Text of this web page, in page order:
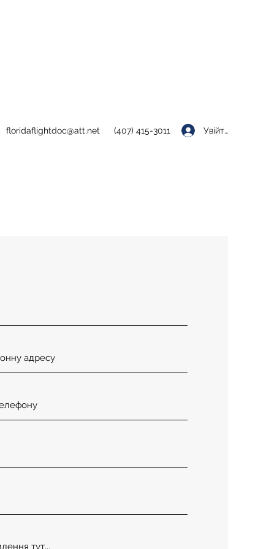
floridaflightdoc@att.net (407) 415-3011 Увійти